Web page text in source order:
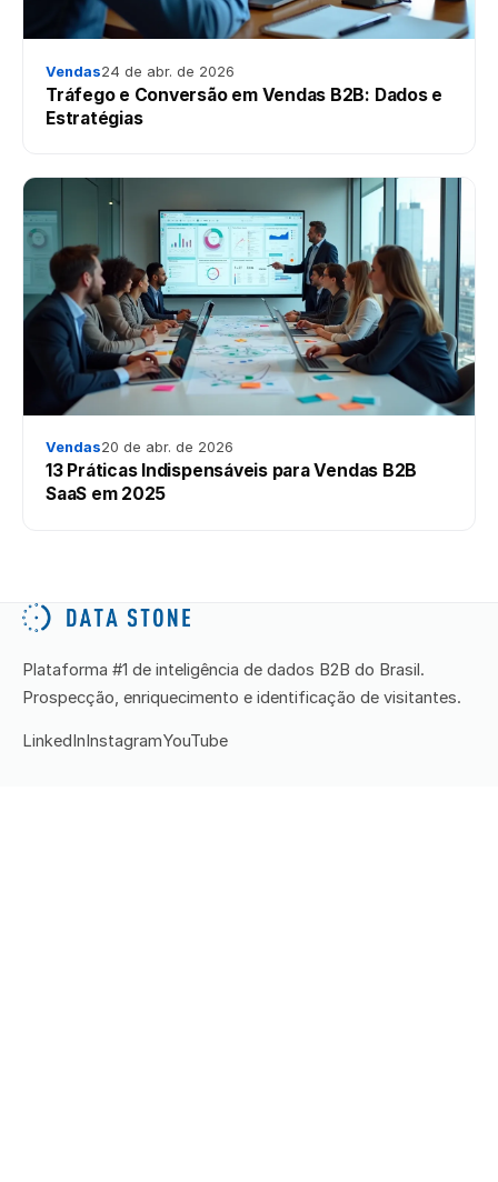
Vendas24 de abr. de 2026
Tráfego e Conversão em Vendas B2B: Dados e
Estratégias
Vendas20 de abr. de 2026
13 Práticas Indispensáveis para Vendas B2B
SaaS em 2025
Plataforma #1 de inteligência de dados B2B do Brasil.
Prospecção, enriquecimento e identificação de visitantes.
LinkedIn InstagramYouTube